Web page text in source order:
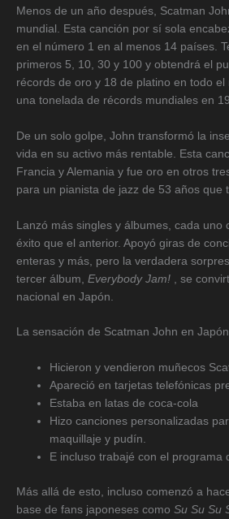
Menos de un año después, Scatman
mundial. Esta canción por sí sola
en el número 1 en al menos 14 países.
primeros 5, 10, 30 y 100 y obtendrá el
récords de oro y 18 de platino en todo el
una tonelada de récords mundiales en
De un solo golpe, John transformó la
vida en su activo más rentable. Esta
Francia y Alemania y fue oro en otros
para un pianista de jazz de 53 años que
Lanzó más singles y álbumes, cada uno
éxito que el anterior. Apoyó giras de
enteras y más, pero la verdadera
tercer álbum, Everybody Jam!
, se
nacional en Japón.
La sensación de Scatman John en
Hicieron y vendieron muñecos
Apareció en tarjetas telefónicas
Estaba en latas de coca-cola
Hizo canciones personalizadas
maquillaje y pudín.
E incluso trabajé con el programa
Más allá de esto, incluso comenzó a
base de fans japoneses como Su Su Su